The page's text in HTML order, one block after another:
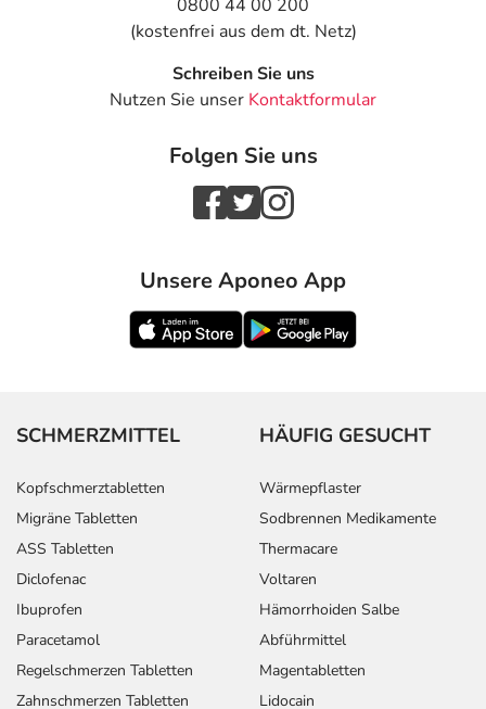
0800 44 00 200
(kostenfrei aus dem dt. Netz)
Schreiben Sie uns
Nutzen Sie unser Kontaktformular
Folgen Sie uns
Unsere Aponeo App
SCHMERZMITTEL
Kopfschmerztabletten
Migräne Tabletten
ASS Tabletten
Diclofenac
Ibuprofen
Paracetamol
Regelschmerzen Tabletten
Zahnschmerzen Tabletten
HÄUFIG GESUCHT
Wärmepflaster
Sodbrennen Medikamente
Thermacare
Voltaren
Hämorrhoiden Salbe
Abführmittel
Magentabletten
Lidocain